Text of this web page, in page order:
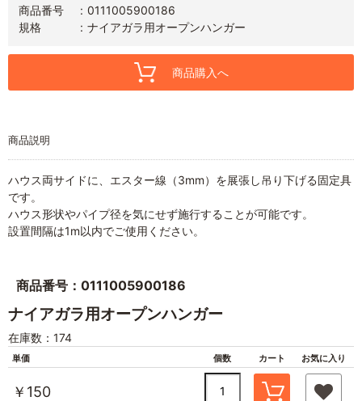
商品番号
0111005900186
規格
ナイアガラ用オープンハンガー
商品購入へ
商品説明
ハウス両サイドに、エスター線（3mm）を展張し吊り下げる固定具
です。
ハウス形状やパイプ径を気にせず施行することが可能です。
設置間隔は1m以内でご使用ください。
商品番号：0111005900186
ナイアガラ用オープンハンガー
在庫数：174
単価 個数 カート お気に入り
￥150